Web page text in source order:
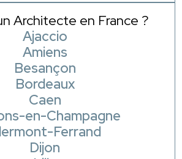
Architecte en France ?
Ajaccio
Amiens
Besançon
Bordeaux
Caen
en-Champagne
Ferrand
Dijon